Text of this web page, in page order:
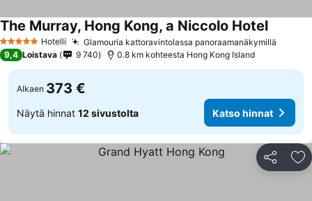
5 Tähtiluokitus
Hotelli Glamouria kattoravintolassa panoraamanäkymillä
The Murray, Hong Kong, a Niccolo Hotel
9,4 Loistava 9 740 0.8 km kohteesta Hong Kong Island
Alkaen 373 €
Näytä hinnat 12 sivustolta Katso hinnat
Jaa